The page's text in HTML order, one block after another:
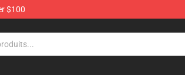
$100